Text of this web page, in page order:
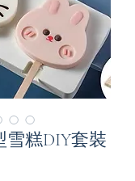
雪糕DIY套裝